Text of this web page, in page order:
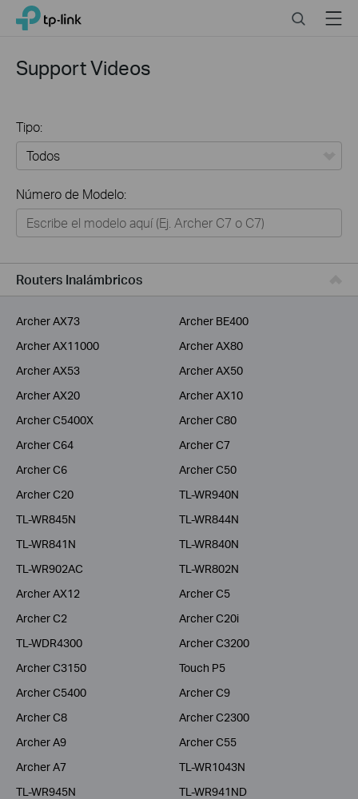
Click
navigation
TP-Link, Reliably Smart SearchMenu
Support Videos
Tipo:
Hogar
Hogar Inteligente
Negocios
Proveedor de Servicios
Número de Modelo:
Routers Inalámbricos
Archer AX73
Archer BE400
Archer AX11000
Archer AX80
Archer AX53
Archer AX50
Archer AX20
Archer AX10
Archer C5400X
Archer C80
Archer C64
Archer C7
Archer C6
Archer C50
Archer C20
TL-WR940N
TL-WR845N
TL-WR844N
TL-WR841N
TL-WR840N
TL-WR902AC
TL-WR802N
Archer AX12
Archer C5
Archer C2
Archer C20i
TL-WDR4300
Archer C3200
Archer C3150
Touch P5
Archer C5400
Archer C9
Archer C8
Archer C2300
Archer A9
Archer C55
Archer A7
TL-WR1043N
TL-WR945N
TL-WR941ND